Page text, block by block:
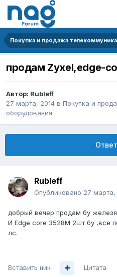
продам Zyxel,edge-
Автор: Rubleff
27 марта, 2014 в Покупка и
оборудования
Rubleff
Опубликовано 27 марта,
добрый вечер продам бу
И Edge core 3528M 2шт бу ,все
лс.
Вставить ник Цитата